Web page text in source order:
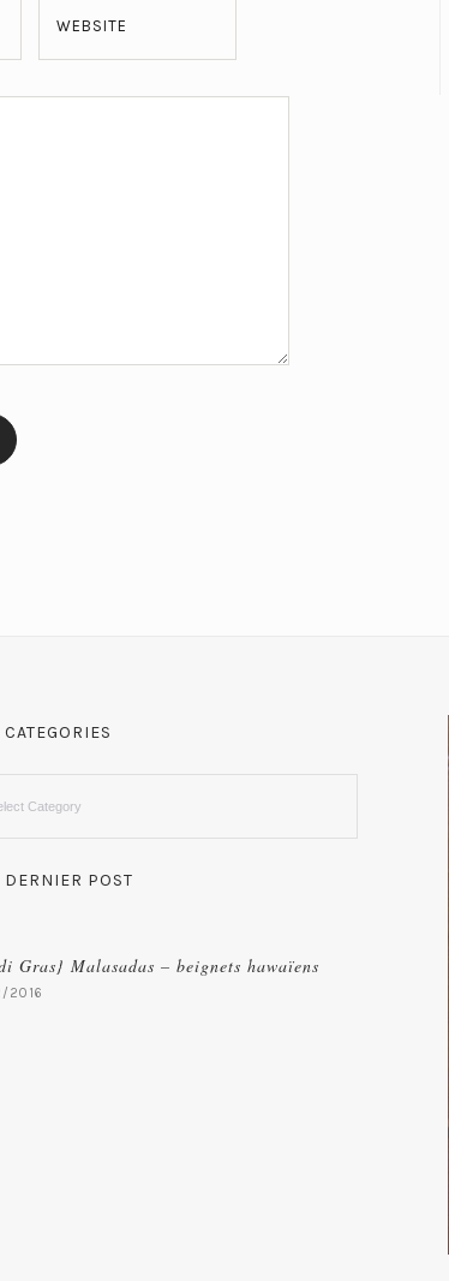
WEBSITE
CATEGORIES
DERNIER POST
Gras} Malasadas – beignets hawaïens
2016